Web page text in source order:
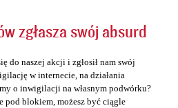
zgłasza swój absurd
do naszej akcji i zgłosił nam swój
w internecie, na działania
o inwigilacji na własnym podwórku?
pod blokiem, możesz być ciągle